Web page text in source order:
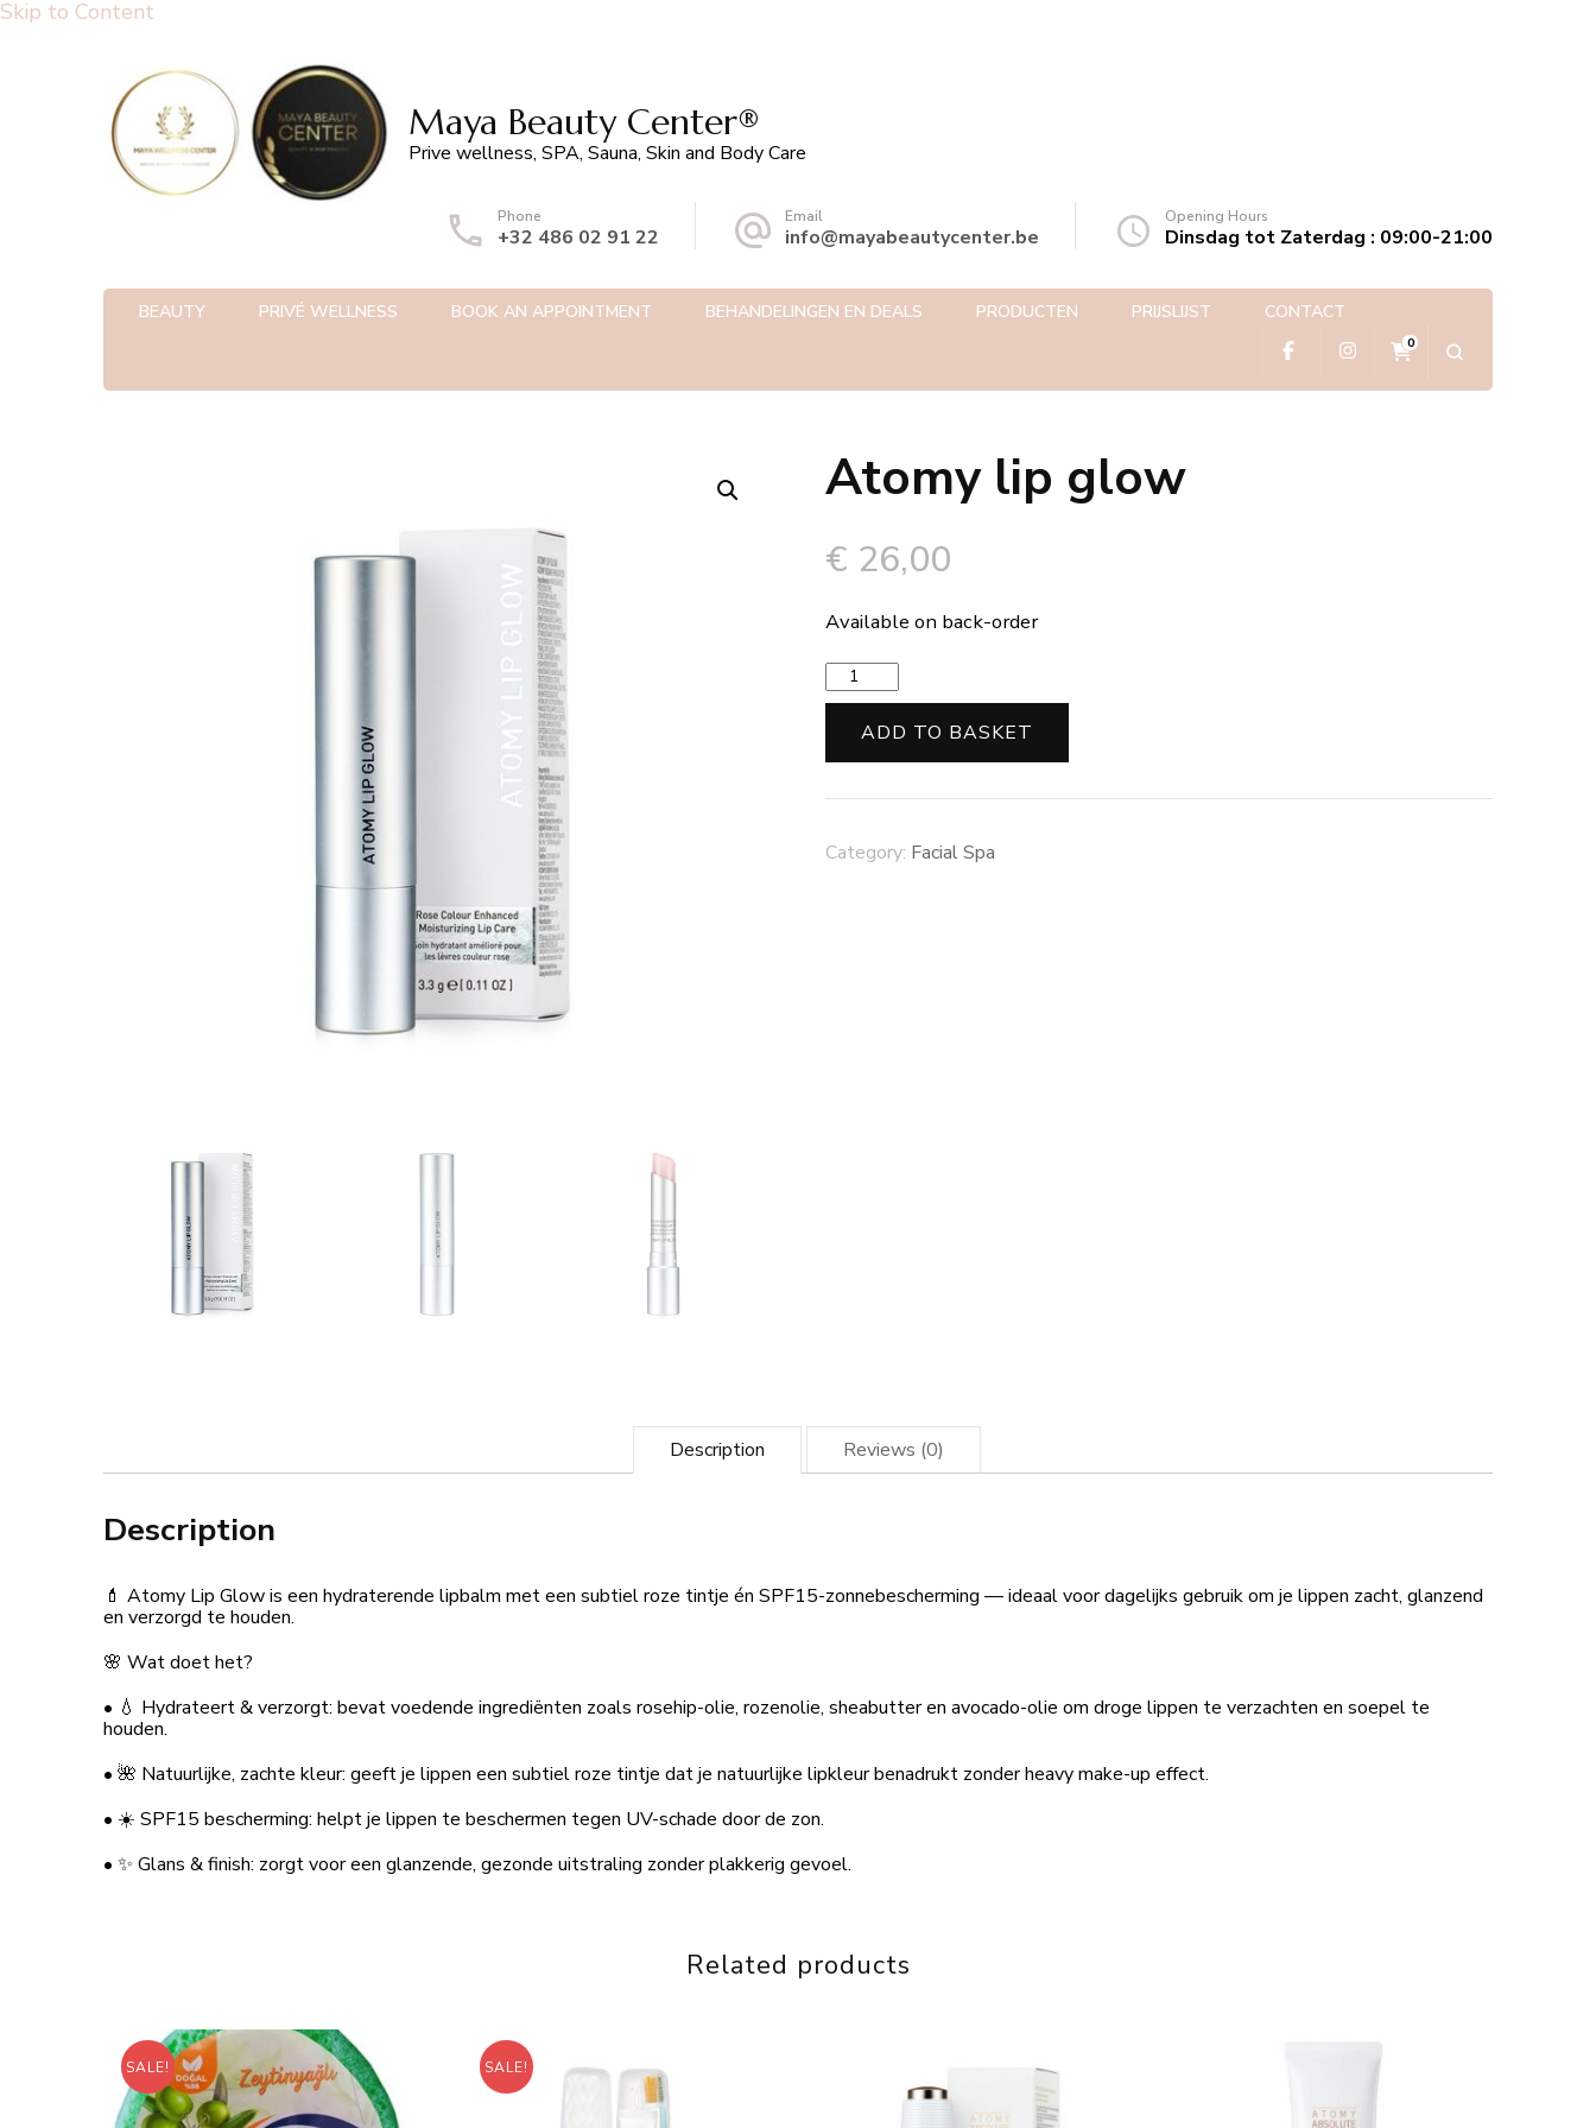
Skip to Content
Maya Beauty Center®️
Prive wellness, SPA, Sauna, Skin and Body Care
Phone
+32 486 02 91 22
Email
info@mayabeautycenter.be
Opening Hours
Dinsdag tot Zaterdag : 09:00-21:00
BEAUTY PRIVÉ WELLNESS BOOK AN APPOINTMENT BEHANDELINGEN EN DEALS PRODUCTEN PRIJSLIJST CONTACT
0
Atomy lip glow
€ 26,00
Available on back-order
Atomy
lip
glow
quantity
ADD TO BASKET
Category: Facial Spa
Description Reviews (0)
Description
💄 Atomy Lip Glow is een hydraterende lipbalm met een subtiel roze tintje én SPF15-zonnebescherming — ideaal voor dagelijks gebruik om je lippen zacht, glanzend
en verzorgd te houden.
🌸 Wat doet het?
• 💧 Hydrateert & verzorgt: bevat voedende ingrediënten zoals rosehip-olie, rozenolie, sheabutter en avocado-olie om droge lippen te verzachten en soepel te
houden.
• 🌺 Natuurlijke, zachte kleur: geeft je lippen een subtiel roze tintje dat je natuurlijke lipkleur benadrukt zonder heavy make-up effect.
• ☀️ SPF15 bescherming: helpt je lippen te beschermen tegen UV-schade door de zon.
• ✨ Glans & finish: zorgt voor een glanzende, gezonde uitstraling zonder plakkerig gevoel.
Related products
SALE! SALE!